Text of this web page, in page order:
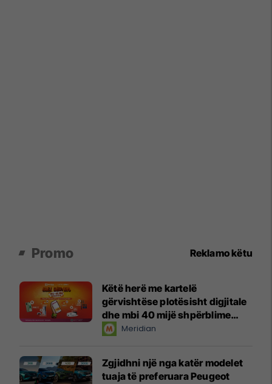
Promo Reklamo këtu
Këtë herë me kartelë
gërvishtëse plotësisht digjitale
dhe mbi 40 mijë shpërblime
instant!Meridian
Zgjidhni një nga katër modelet
tuaja të preferuara Peugeot